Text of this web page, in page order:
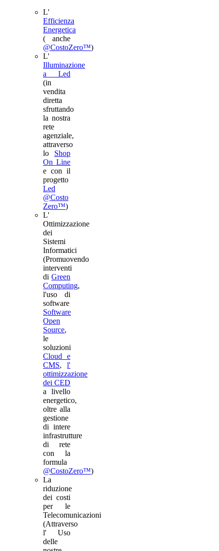
L'
Efficienza
Energetica
( anche
@CostoZero™)
L'
Illuminazione
a Led
(in
vendita
diretta
sfruttando
la nostra
rete
agenziale,
attraverso
lo Shop
On Line
e con il
progetto
Led
@Costo
Zero™)
L'
Ottimizzazione
dei
Sistemi
Informatici
(Promuovendo
interventi
diGreen
Computing,
l'uso di
software
Software
Open
Source,
le
soluzioni
Cloud e
CMS,l'
ottimizzazione
dei CED
a livello
energetico,
oltre alla
gestione
di intere
infrastrutture
di rete
con la
formula
@CostoZero™)
La
riduzione
dei costi
per le
Telecomunicazioni
(Attraverso
l' Uso
delle